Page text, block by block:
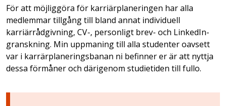
För att möjliggöra för karriärplaneringen har alla
medlemmar tillgång till bland annat individuell
karriärrådgivning, CV-, personligt brev- och LinkedIn-
granskning. Min uppmaning till alla studenter oavsett
var i karrärplaneringsbanan ni befinner er är att nyttja
dessa förmåner och därigenom studietiden till fullo.